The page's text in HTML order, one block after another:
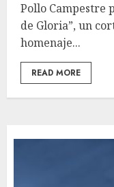
Pollo Campestre
de Gloria”, un
homenaje...
READ MORE